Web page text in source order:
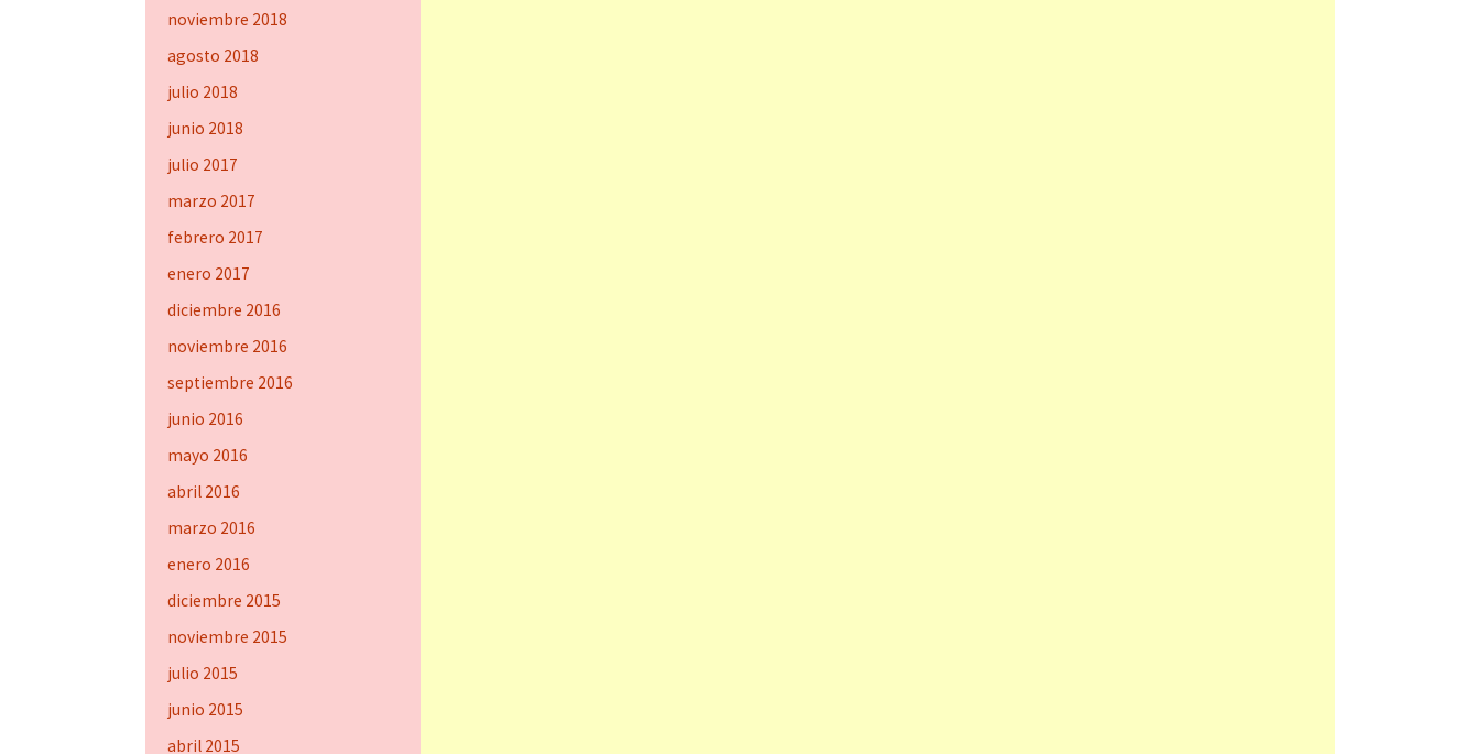
noviembre 2018
agosto 2018
julio 2018
junio 2018
julio 2017
marzo 2017
febrero 2017
enero 2017
diciembre 2016
noviembre 2016
septiembre 2016
junio 2016
mayo 2016
abril 2016
marzo 2016
enero 2016
diciembre 2015
noviembre 2015
julio 2015
junio 2015
abril 2015